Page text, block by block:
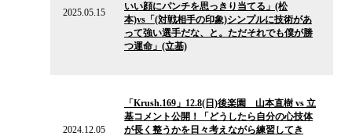
2025.05.15
いい顔にパンチを思っきり当てる」(松
本)vs「(対戦相手の印象)シンプルに技術があ
って強い選手だな、と。ただそれでも僕が勝
つ運命」(立基)
2024.12.05
「Krush.169」12.8(日)後楽園 山本直樹 vs 立
基コメント公開！「どうしたら自分の心技体
が長く整うかを日々考えながら練習してき